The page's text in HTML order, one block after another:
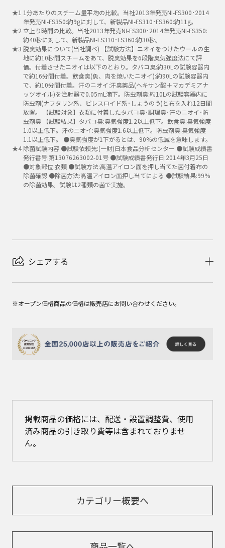
★1 1分あたりのスチーム量平均の比較。当社2013年発売NI-FS300･2014
年発売NI-FS350:約9gに対して、新製品NI-FS310･FS360:約11g。
★2 立上り時間の比較。当社2013年発売NI-FS300･2014年発売NI-FS350:
約40秒に対して、新製品NI-FS310･FS360:約30秒。
★3 脱臭効果について(当社調べ) 【試験方法】ニオイをつけたウールの生
地に約10秒間スチームをあて、脱臭効果を6段階臭気強度法にて評
価。付着させたニオイは以下のとおり。タバコ臭:約30Lの試験容器内
で約16分間付着。飲食臭(魚、肉を焼いたニオイ):約90Lの試験容器内
で、約10分間付着。汗のニオイ:汗臭薬品(ヘキサン酸＋マカデミアナ
ッツオイル)を注射器で0.05mL滴下。防虫剤臭:約10Lの試験容器内に
防虫剤(ナフタリン系、ピレスロイド系･しょうのう)と布を入れ12日間
放置。 【試験対象】衣類に付着したタバコ臭･調理臭･汗のニオイ･防
虫剤臭 【試験結果】タバコ臭:臭気強度1.2以上低下。飲食臭:臭気強度
1.0以上低下。汗のニオイ:臭気強度1.6以上低下。防虫剤臭:臭気強度
1.1以上低下。 ●臭気強度が1下がるとは、90%の低減を意味します。
★4 除菌試験内容 ●試験依頼先:(一財)日本食品分析センター ●試験成績書
発行番号:第13076263002-01号 ●試験成績書発行日:2014年3月25日
●対象部位:衣類 ●試験方法:高温アイロン面を押し当てた菌付着布の
除菌確認 ●除菌方法:高温アイロン面押し当てによる ●試験結果:99%
の除菌効果。試験は2種類の菌で実施。
シェアする
※オープン価格商品の価格は販売店にお問い合わせください。
掲載商品の価格には、配送・設置調整費、使用
済み商品の引き取り費等は含まれておりませ
ん。
カテゴリー概要へ